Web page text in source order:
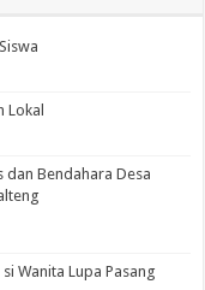
Lokal
dan Bendahara Desa
Wanita Lupa Pasang